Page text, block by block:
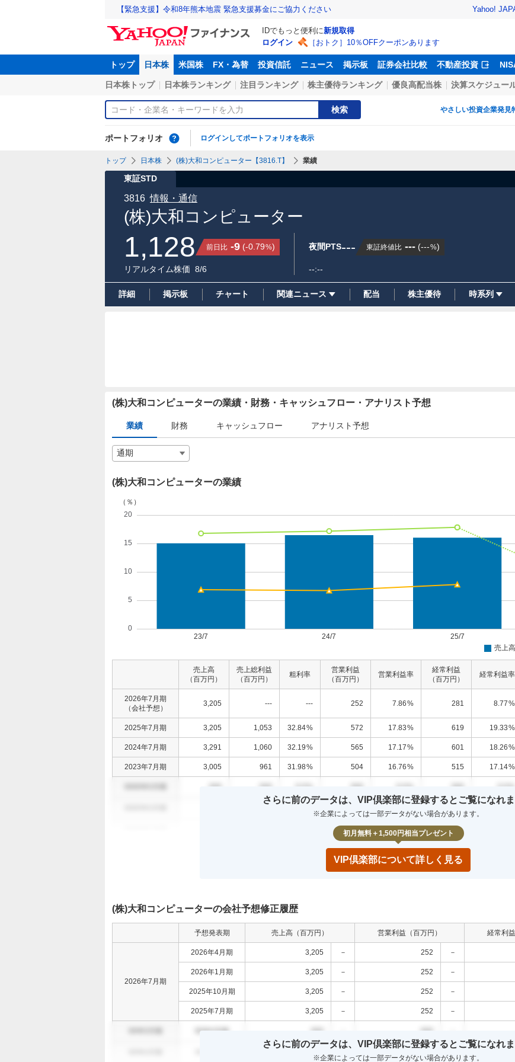
【緊急支援】令和8年熊本地震 緊急支援募金にご協力ください Yahoo!
IDでもっと便利に新規取得
ログイン
［おトク］10％OFFクーポンあります
トップ 日本株 米国株 FX・為替 投資信託 ニュース 掲示板 証券会社比較 不動産投資
日本株トップ 日本株ランキング 注目ランキング 株主優待ランキング 優良高配当株 決算スケジュー
検索 やさしい投資企業発見
ポートフォリオ ログインしてポートフォリオを表示
トップ 日本株 (株)大和コンピューター【3816.T】 業績
東証STD
(株)大和コンピューター
3816 情報・通信
1,128 前日比 -9 (-0.79%)
リアルタイム株価 8/6
夜間PTS--- 東証終値比 --- (---%)
--:--
詳細 掲示板 チャート 関連ニュース 配当 株主優待 時系列
(株)大和コンピューターの業績・財務・キャッシュフロー・アナリスト予想
業績 財務 キャッシュフロー アナリスト予想
(株)大和コンピューターの業績
売上高
（百万円）
売上総利益
（百万円）
粗利率
営業利益
（百万円）
営業利益率
経常利益
（百万円）
経常利益率
2026年7月期
（会社予想）
3,205 --- --- 252 7.86% 281 8.77%
2025年7月期 3,205 1,053 32.84% 572 17.83% 619 19.33%
2024年7月期 3,291 1,060 32.19% 565 17.17% 601 18.26%
2023年7月期 3,005 961 31.98% 504 16.76% 515 17.14%
000 000 0.0% 000 0.0% 000 0.0%
000 0.0% 000
さらに前のデータは、VIP倶楽部に登録するとご覧になれま
※企業によっては一部データがない場合があります。
初月無料＋1,500円相当プレゼント
VIP倶楽部について詳しく見る
(株)大和コンピューターの会社予想修正履歴
予想発表期 売上高（百万円） 営業利益（百万円） 経常利
2026年7月期
2026年4月期 3,205 － 252 －
2026年1月期 3,205 － 252 －
2025年10月期 3,205 － 252 －
2025年7月期 3,205 － 252 －
00年0月期 000 000
さらに前のデータは、VIP倶楽部に登録するとご覧になれま
※企業によっては一部データがない場合があります。